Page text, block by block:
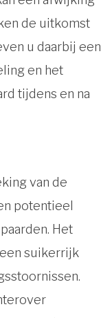
de uitkomst
u daarbij een
en het
tijdens en na
van de
potentieel
Het
suikerrijk